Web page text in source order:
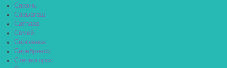
Сарань
Сарыагаш
Сатпаев
Семей
Сергеевка
Серебрянск
Степногорск